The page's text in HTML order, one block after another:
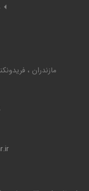
مازندران ،